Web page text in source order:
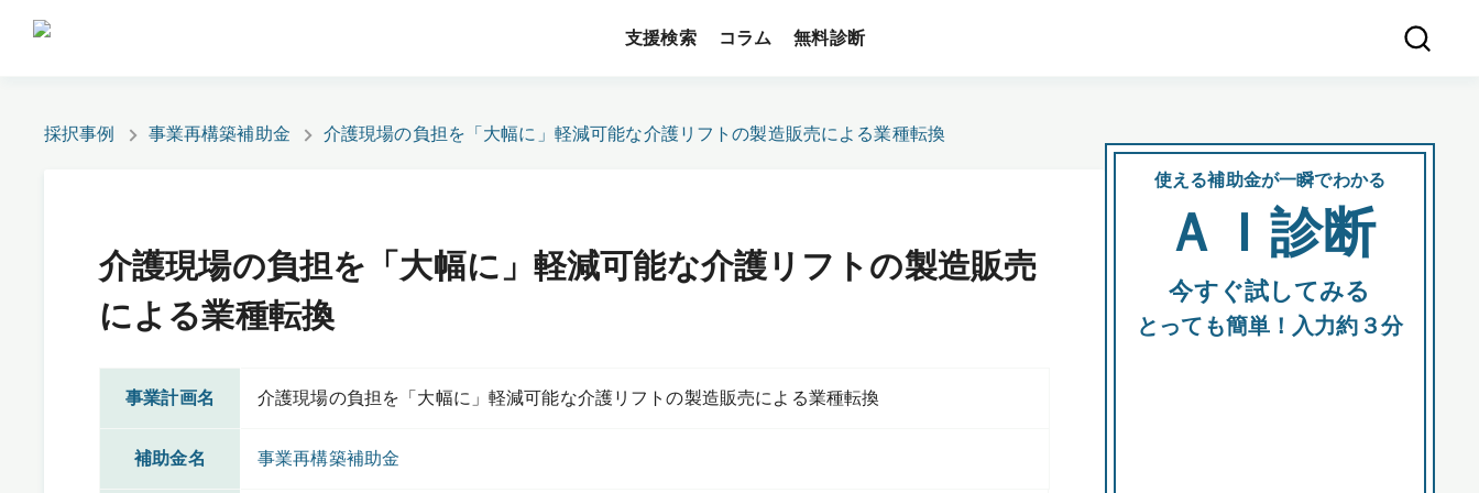
支援検索 コラム 無料診断
採択事例 事業再構築補助金 介護現場の負担を「大幅に」軽減可能な介護リフトの製造販売による業種転換
介護現場の負担を「大幅に」軽減可能な介護リフトの製造販売
による業種転換
事業計画名 介護現場の負担を「大幅に」軽減可能な介護リフトの製造販売による業種転換
補助金名 事業再構築補助金
使える補助金が一瞬でわかる
ＡＩ診断
今すぐ試してみる
とっても簡単！入力約３分